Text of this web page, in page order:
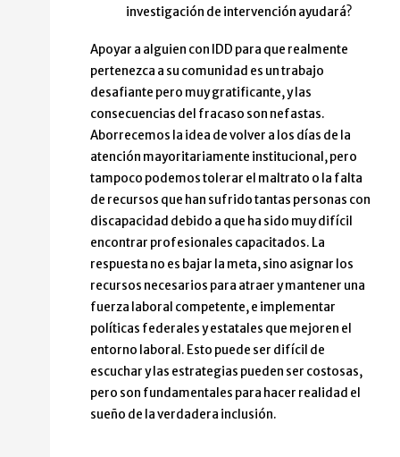
investigación de intervención ayudará?
Apoyar a alguien con IDD para que realmente
pertenezca a su comunidad es un trabajo
desafiante pero muy gratificante, y las
consecuencias del fracaso son nefastas.
Aborrecemos la idea de volver a los días de la
atención mayoritariamente institucional, pero
tampoco podemos tolerar el maltrato o la falta
de recursos que han sufrido tantas personas con
discapacidad debido a que ha sido muy difícil
encontrar profesionales capacitados. La
respuesta no es bajar la meta, sino asignar los
recursos necesarios para atraer y mantener una
fuerza laboral competente, e implementar
políticas federales y estatales que mejoren el
entorno laboral. Esto puede ser difícil de
escuchar y las estrategias pueden ser costosas,
pero son fundamentales para hacer realidad el
sueño de la verdadera inclusión.